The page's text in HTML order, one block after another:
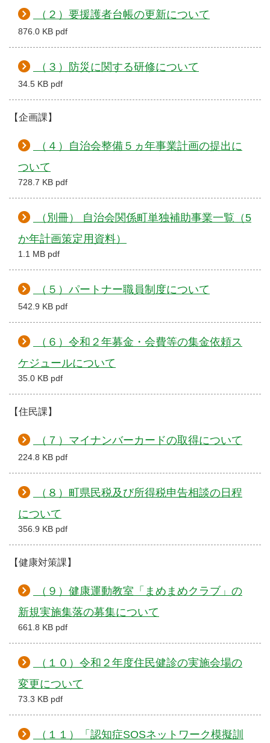
（２）要援護者台帳の更新について
876.0 KB pdf
（３）防災に関する研修について
34.5 KB pdf
【企画課】
（４）自治会整備５ヵ年事業計画の提出に
ついて
728.7 KB pdf
（別冊） 自治会関係町単独補助事業一覧（5
か年計画策定用資料）
1.1 MB pdf
（５）パートナー職員制度について
542.9 KB pdf
（６）令和２年募金・会費等の集金依頼ス
ケジュールについて
35.0 KB pdf
【住民課】
（７）マイナンバーカードの取得について
224.8 KB pdf
（８）町県民税及び所得税申告相談の日程
について
356.9 KB pdf
【健康対策課】
（９）健康運動教室「まめまめクラブ」の
新規実施集落の募集について
661.8 KB pdf
（１０）令和２年度住民健診の実施会場の
変更について
73.3 KB pdf
（１１）「認知症SOSネットワーク模擬訓